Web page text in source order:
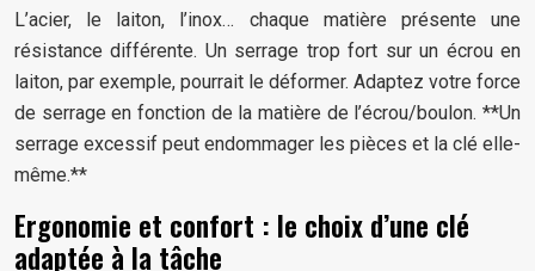
L’acier, le laiton, l’inox… chaque matière présente une
résistance différente. Un serrage trop fort sur un écrou en
laiton, par exemple, pourrait le déformer. Adaptez votre force
de serrage en fonction de la matière de l’écrou/boulon. **Un
serrage excessif peut endommager les pièces et la clé elle-
même.**
Ergonomie et confort : le choix d’une clé
adaptée à la tâche